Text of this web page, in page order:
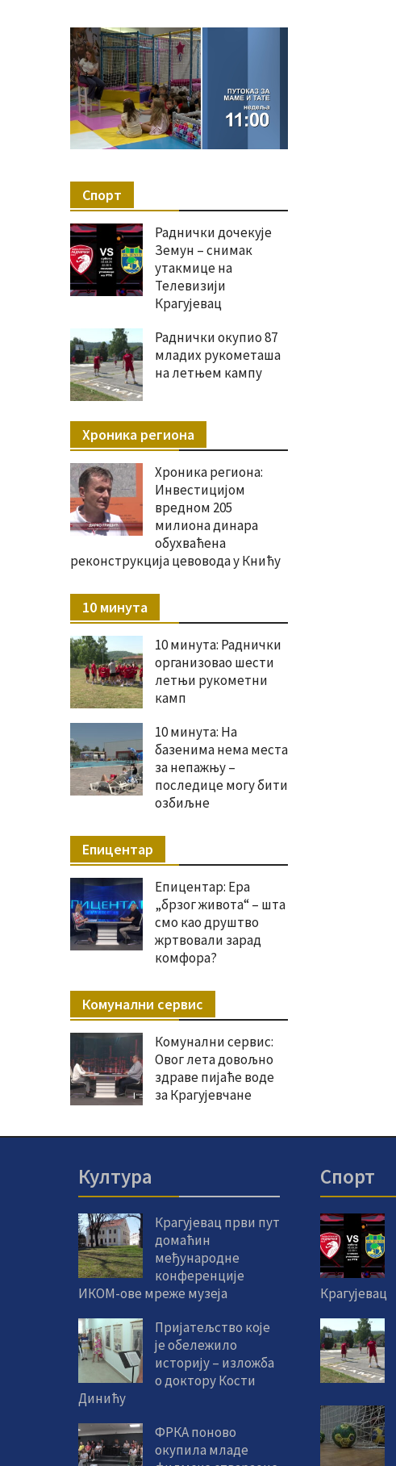
Спорт
Раднички дочекује
Земун – снимак
утакмице на
Телевизији
Крагујевац
Раднички окупио 87
младих рукометаша
на летњем кампу
Хроника региона
Хроника региона:
Инвестицијом
вредном 205
милиона динара
обухваћена
реконструкција цевовода у Книћу
10 минута
10 минута: Раднички
организовао шести
летњи рукометни
камп
10 минута: На
базенима нема места
за непажњу –
последице могу бити
озбиљне
Епицентар
Епицентар: Ера
„брзог живота“ – шта
смо као друштво
жртвовали зарад
комфора?
Комунални сервис
Комунални сервис:
Овог лета довољно
здраве пијаће воде
за Крагујевчане
Култура
Крагујевац први пут
домаћин
међународне
конференције
ИКОМ-ове мреже музеја
Пријатељство које
је обележило
историју – изложба
о доктору Кости
Динићу
ФРКА поново
окупила младе
Спорт
Крагујевац